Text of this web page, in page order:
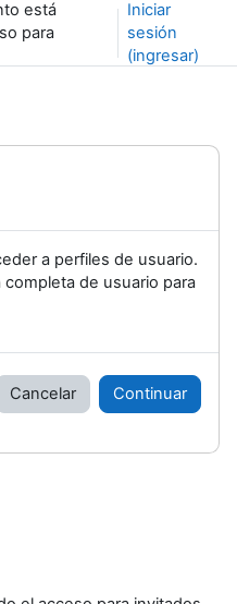
está
para
Iniciar
sesión
(ingresar)
a perfiles de usuario.
de usuario para
Cancelar Continuar